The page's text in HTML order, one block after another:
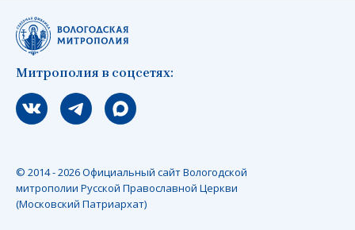
Митрополия в соцсетях:
Мы вконтакте
Мы в telegram
Мы в Макс
© 2014 - 2026 Официальный сайт Вологодской
митрополии Русской Православной Церкви
(Московский Патриархат)